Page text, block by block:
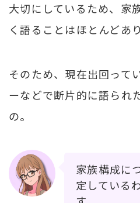
大切にしているため、家
く語ることはほとんどあ
そのため、現在出回って
ーなどで断片的に語られ
の。
家族構成に
定している